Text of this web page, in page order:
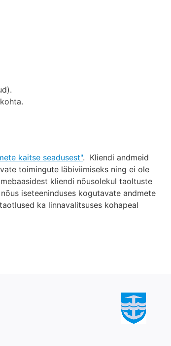
kaitse seadusest". Kliendi andmeid
toimingute läbiviimiseks ning ei ole
kliendi nõusolekul taoltuste
iseteeninduses kogutavate andmete
ka linnavalitsuses kohapeal